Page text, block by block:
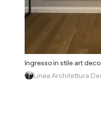
Ingresso in stile art
Linea Architettura